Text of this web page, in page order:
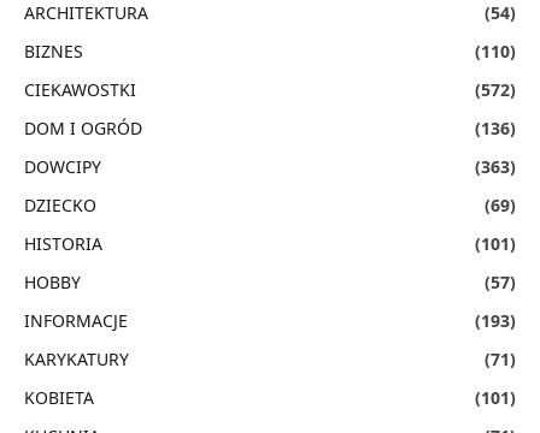
ARCHITEKTURA
(54)
BIZNES
(110)
CIEKAWOSTKI
(572)
DOM I OGRÓD
(136)
DOWCIPY
(363)
DZIECKO
(69)
HISTORIA
(101)
HOBBY
(57)
INFORMACJE
(193)
KARYKATURY
(71)
KOBIETA
(101)